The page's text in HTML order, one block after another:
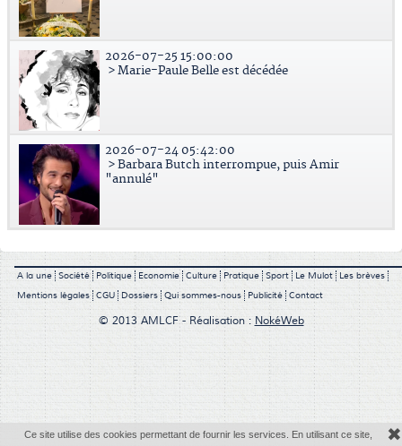
2026-07-25 15:00:00
> Marie-Paule Belle est décédée
2026-07-24 05:42:00
> Barbara Butch interrompue, puis Amir
"annulé"
A la une Société Politique Economie Culture Pratique Sport Le Mulot
Les brèves
Mentions légales CGU Dossiers Qui sommes-nous Publicité Contact
© 2013 AMLCF - Réalisation : NokéWeb
✖
Ce site utilise des cookies permettant de fournir les services. En utilisant ce site,